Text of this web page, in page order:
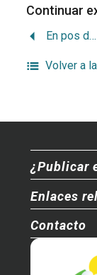
Continuar
En pos de la recuperación ecológica de la cuenca del San Juan.
Volver a
¿Publicar
Enlaces
Contacto